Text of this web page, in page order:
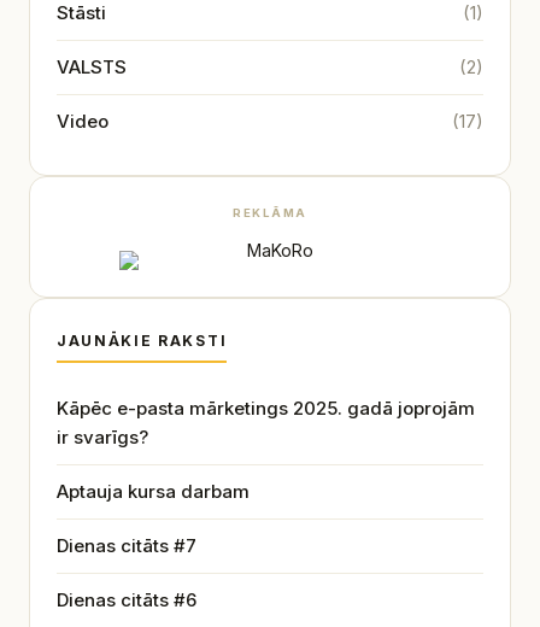
Stāsti (1)
VALSTS (2)
Video (17)
REKLĀMA
JAUNĀKIE RAKSTI
Kāpēc e-pasta mārketings 2025. gadā joprojām
ir svarīgs?
Aptauja kursa darbam
Dienas citāts #7
Dienas citāts #6